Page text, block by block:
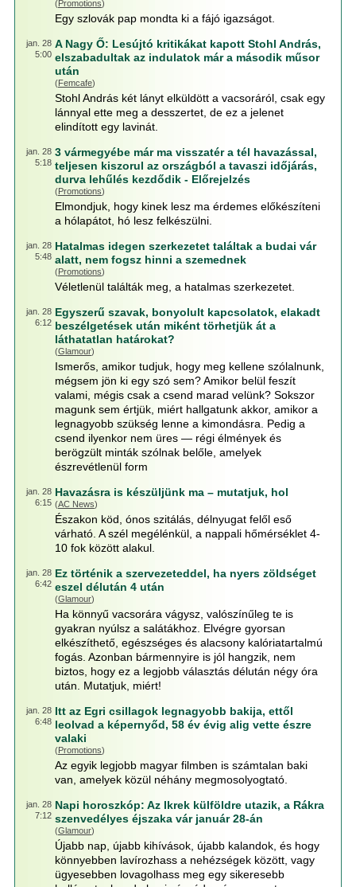
(Promotions)
Egy szlovák pap mondta ki a fájó igazságot.
jan. 28
5:00
A Nagy Ő: Lesújtó kritikákat kapott Stohl András,
elszabadultak az indulatok már a második műsor
után
(Femcafe)
Stohl András két lányt elküldött a vacsoráról, csak egy
lánnyal ette meg a desszertet, de ez a jelenet
elindított egy lavinát.
jan. 28
5:18
3 vármegyébe már ma visszatér a tél havazással,
teljesen kiszorul az országból a tavaszi időjárás,
durva lehűlés kezdődik - Előrejelzés
(Promotions)
Elmondjuk, hogy kinek lesz ma érdemes előkészíteni
a hólapátot, hó lesz felkészülni.
jan. 28
5:48
Hatalmas idegen szerkezetet találtak a budai vár
alatt, nem fogsz hinni a szemednek
(Promotions)
Véletlenül találták meg, a hatalmas szerkezetet.
jan. 28
6:12
Egyszerű szavak, bonyolult kapcsolatok, elakadt
beszélgetések után miként törhetjük át a
láthatatlan határokat?
(Glamour)
Ismerős, amikor tudjuk, hogy meg kellene szólalnunk,
mégsem jön ki egy szó sem? Amikor belül feszít
valami, mégis csak a csend marad velünk? Sokszor
magunk sem értjük, miért hallgatunk akkor, amikor a
legnagyobb szükség lenne a kimondásra. Pedig a
csend ilyenkor nem üres — régi élmények és
berögzült minták szólnak belőle, amelyek
észrevétlenül form
jan. 28
6:15
Havazásra is készüljünk ma – mutatjuk, hol
(AC News)
Északon köd, ónos szitálás, délnyugat felől eső
várható. A szél megélénkül, a nappali hőmérséklet 4-
10 fok között alakul.
jan. 28
6:42
Ez történik a szervezeteddel, ha nyers zöldséget
eszel délután 4 után
(Glamour)
Ha könnyű vacsorára vágysz, valószínűleg te is
gyakran nyúlsz a salátákhoz. Elvégre gyorsan
elkészíthető, egészséges és alacsony kalóriatartalmú
fogás. Azonban bármennyire is jól hangzik, nem
biztos, hogy ez a legjobb választás délután négy óra
után. Mutatjuk, miért!
jan. 28
6:48
Itt az Egri csillagok legnagyobb bakija, ettől
leolvad a képernyőd, 58 év évig alig vette észre
valaki
(Promotions)
Az egyik legjobb magyar filmben is számtalan baki
van, amelyek közül néhány megmosolyogtató.
jan. 28
7:12
Napi horoszkóp: Az Ikrek külföldre utazik, a Rákra
szenvedélyes éjszaka vár január 28-án
(Glamour)
Újabb nap, újabb kihívások, újabb kalandok, és hogy
könnyebben lavírozhass a nehézségek között, vagy
ügyesebben lovagolhass meg egy sikeresebb